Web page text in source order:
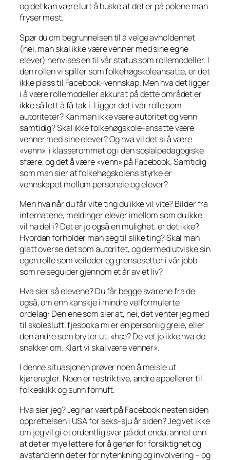
og det kan være lurt å huske at det er på polene man
fryser mest.
Spør du om begrunnelsen til å velge avholdenhet
(nei, man skal ikke være venner med sine egne
elever) henvises en til vår status som rollemodeller. I
den rollen vi spiller som folkehøgskoleansatte, er det
ikke plass til Facebook-vennskap. Men hva det ligger
i å være rollemodeller akkurat på dette området er
ikke så lett å få tak i. Ligger det i vår rolle som
autoriteter? Kan man ikke være autoritet og venn
samtidig? Skal ikke folkehøgskole-ansatte være
venner med sine elever? Og hva vil det si å være
«venn», i klasserommet og i den sosialpedagogiske
sfære, og det å være «venn» på Facebook. Samtidig
som man sier at folkehøgskolens styrke er
vennskapet mellom personale og elever?
Men hva når du får vite ting du ikke vil vite? Bilder fra
internatene, meldinger elever imellom som du ikke
vil ha del i? Det er jo også en mulighet, er det ikke?
Hvordan forholder man seg til slike ting? Skal man
glatt overse det som autoritet, og dermed utviske sin
egen rolle som veileder og grensesetter i vår jobb
som reiseguider gjennom et år av et liv?
Hva sier så elevene? Du får begge svarene fra de
også, om enn kanskje i mindre velformulerte
ordelag: Den ene som sier at, nei, det venter jeg med
til skoleslutt. fjesboka mi er en personlig greie, eller
den andre som bryter ut: «hæ? De vet jo ikke hva de
snakker om. Klart vi skal være venner».
I denne situasjonen prøver noen å meisle ut
kjøreregler. Noen er restriktive, andre appellerer til
folkeskikk og sunn fornuft.
Hva sier jeg? Jeg har vært på Facebook nesten siden
opprettelsen i USA for seks-sju år siden? Jeg vet ikke
om jeg vil gi et ordentlig svar på det enda, annet enn
at det er mye lettere for å gehør for forsiktighet og
avstand enn det er for nytenkning og involvering – og